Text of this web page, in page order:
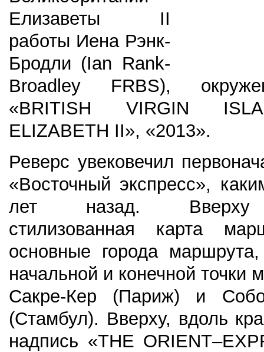
Елизаветы II
работы Иена Рэнк-
Бродли (Ian Rank-
Broadley FRBS),
«BRITISH VIRGIN
ELIZABETH II», «2013».
Реверс увековечил
«Восточный экспресс»,
лет назад. Вверху
стилизованная карта
основные города
начальной и конечной точки
Сакре-Кер (Париж) и
(Стамбул). Вверху, вдоль
надпись «THE